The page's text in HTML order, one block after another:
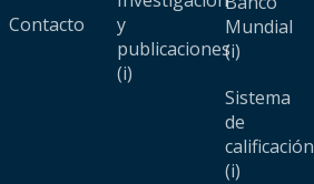
Contacto
y
publicaciones
(i)
Mundial
(i)
Sistema
de
calificación
(i)